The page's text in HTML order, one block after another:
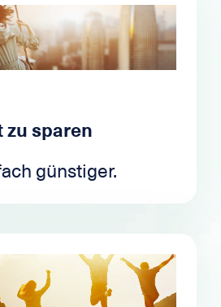
zu sparen
günstiger.